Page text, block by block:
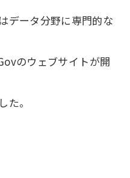
データ分野に専門的な
のウェブサイトが開
。